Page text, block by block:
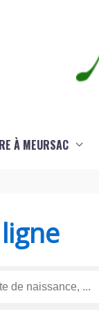
À MEURSAC